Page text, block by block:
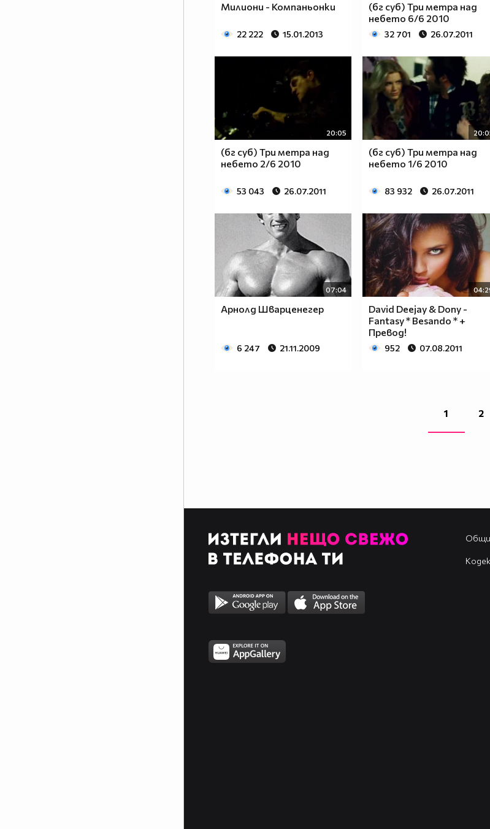
Милиони - Компаньонки
22 222 15.01.2013
(бг суб) Три метра над
небето 6/6 2010
32 701 26.07.2011
20:05
(бг суб) Три метра над
небето 2/6 2010
53 043 26.07.2011
(бг суб) Три метра над
небето 1/6 2010
83 932 26.07.2011
07:04
Арнолд Шварценегер
6 247 21.11.2009
David Deejay & Dony -
Fantasy * Besando * +
Превод!
952 07.08.2011
1 2
Общи